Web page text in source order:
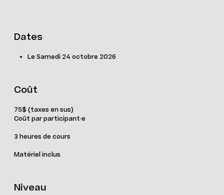
Dates
Le Samedi 24 octobre 2026
Coût
75$ (taxes en sus)
Coût par participant·e
3 heures de cours
Matériel inclus
Niveau